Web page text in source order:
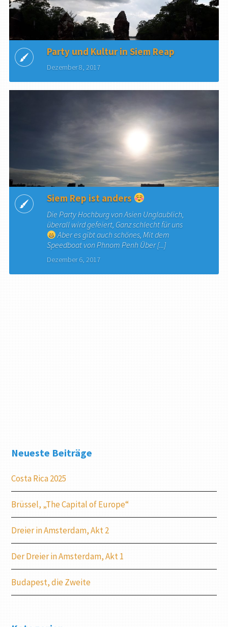
Party und Kultur in Siem Reap
Dezember 8, 2017
Siem Rep ist anders
Die Party Hochburg von Asien Unglaublich,
überall wird gefeiert, Ganz schlecht für uns
Aber es gibt auch schönes, Mit dem
Speedboat von Phnom Penh Über [...]
Dezember 6, 2017
Neueste Beiträge
Costa Rica 2025
Brüssel, „The Capital of Europe“
Dreier in Amsterdam, Akt 2
Der Dreier in Amsterdam, Akt 1
Budapest, die Zweite